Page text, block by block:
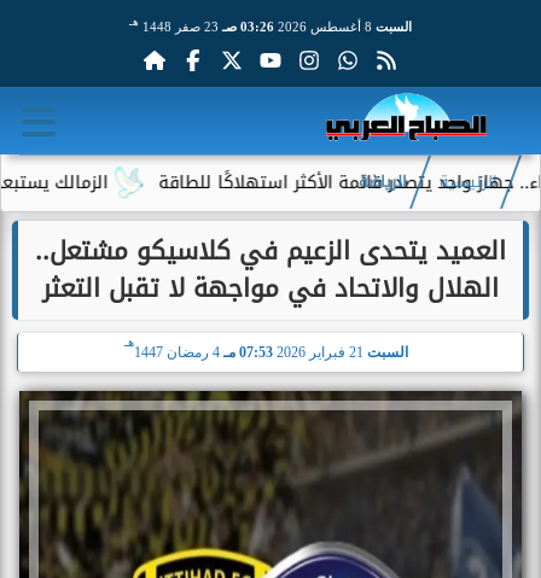
السبت 03:26 صـ 23 صفر 1448 هـ
الزمالك يستبعد 4 لاعبين شباب من حساباته في الموسم الجديد يتصدر قائمة الأكثر استهلاكًا للطاقة
الرئيسية الرياضة
العميد يتحدى الزعيم في كلاسيكو مشتعل..
الهلال والاتحاد في مواجهة لا تقبل التعثر
السبت 07:53 مـ 4 رمضان 1447
هـ